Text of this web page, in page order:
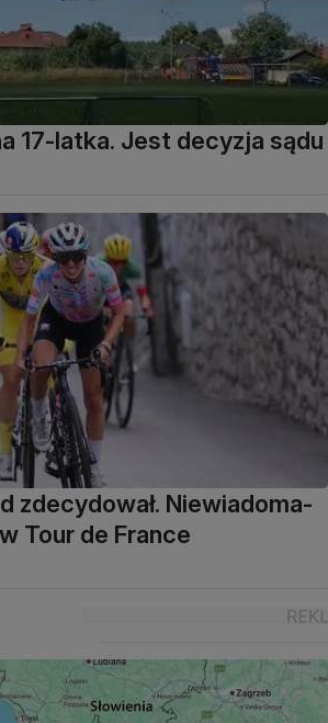
17-latka. Jest decyzja sądu
zdecydował. Niewiadoma-
Tour de France